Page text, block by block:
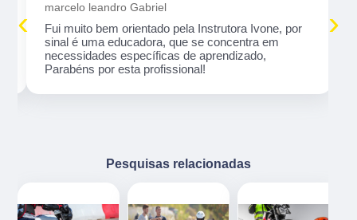
marcelo leandro Gabriel
Fui muito bem orientado pela Instrutora Ivone, por
sinal é uma educadora, que se concentra em
necessidades específicas de aprendizado,
Parabéns por esta profissional!
‹ ›
Pesquisas relacionadas